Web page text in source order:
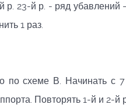
р. 23-й р. - ряд
1 раз.
по схеме В. Начинать с
Повторять 1-й и 2-й